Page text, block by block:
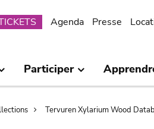
Agenda Presse
Participer
Tervuren Xylarium Wood